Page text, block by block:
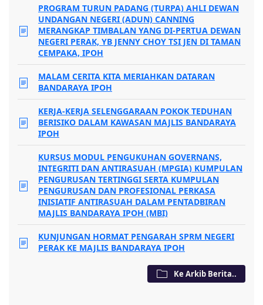
PROGRAM TURUN PADANG (TURPA) AHLI DEWAN
UNDANGAN NEGERI (ADUN) CANNING
MERANGKAP TIMBALAN YANG DI-PERTUA DEWAN
NEGERI PERAK, YB JENNY CHOY TSI JEN DI TAMAN
CEMPAKA, IPOH
MALAM CERITA KITA MERIAHKAN DATARAN
BANDARAYA IPOH
KERJA-KERJA SELENGGARAAN POKOK TEDUHAN
BERISIKO DALAM KAWASAN MAJLIS BANDARAYA
IPOH
KURSUS MODUL PENGUKUHAN GOVERNANS,
INTEGRITI DAN ANTIRASUAH (MPGIA) KUMPULAN
PENGURUSAN TERTINGGI SERTA KUMPULAN
PENGURUSAN DAN PROFESIONAL PERKASA
INISIATIF ANTIRASUAH DALAM PENTADBIRAN
MAJLIS BANDARAYA IPOH (MBI)
KUNJUNGAN HORMAT PENGARAH SPRM NEGERI
PERAK KE MAJLIS BANDARAYA IPOH
Ke Arkib Berita..